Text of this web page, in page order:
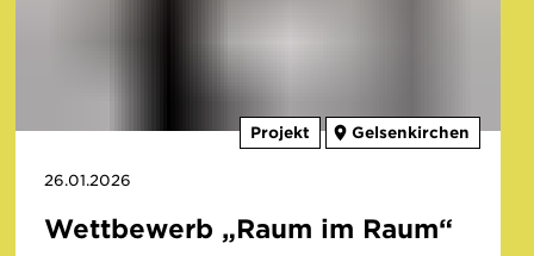
Projekt Gelsenkirchen
26.01.2026
Wettbewerb „Raum im Raum“